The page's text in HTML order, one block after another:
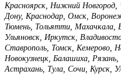
Красноярск, Нижний
Дону, Краснодар, Омск,
Тюмень, Тольятти, Махачкала,
Ульяновск, Иркутск,
Ставрополь, Томск, Кемерово,
Новокузнецк, Балашиха,
Астрахань, Тула, Сочи, Курск,